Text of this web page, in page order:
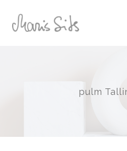
pulm